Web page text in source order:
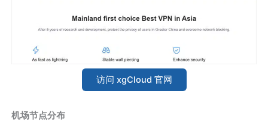
访问 xgCloud 官网
机场节点分布